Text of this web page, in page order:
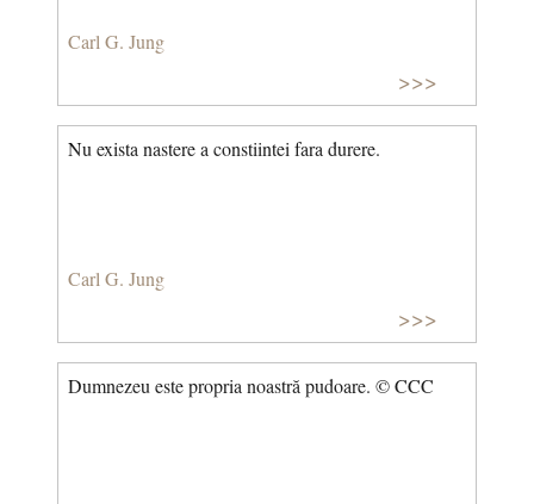
Carl G. Jung
>>>
Nu exista nastere a constiintei fara durere.
Carl G. Jung
>>>
Dumnezeu este propria noastră pudoare. © CCC